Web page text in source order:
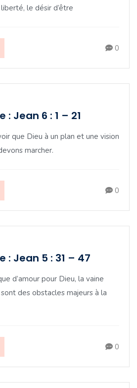
le désir d’être
0
Jean 6 : 1 – 21
que Dieu à un plan et une vision
marcher.
0
: Jean 5 : 31 – 47
d’amour pour Dieu, la vaine
des obstacles majeurs à la
0